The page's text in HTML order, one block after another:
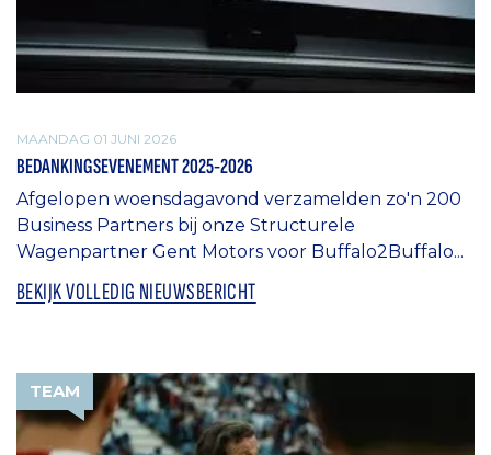
MAANDAG 01 JUNI 2026
BEDANKINGSEVENEMENT 2025-2026
Afgelopen woensdagavond verzamelden zo'n 200
Business Partners bij onze Structurele
Wagenpartner Gent Motors voor Buffalo2Buffalo...
BEKIJK VOLLEDIG NIEUWSBERICHT
TEAM